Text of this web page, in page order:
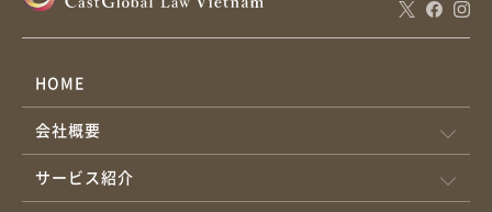
HOME
会社概要
サービス紹介